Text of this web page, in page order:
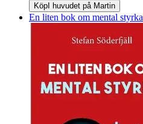
Köp I huvudet på Martin
En liten bok om mental styrka